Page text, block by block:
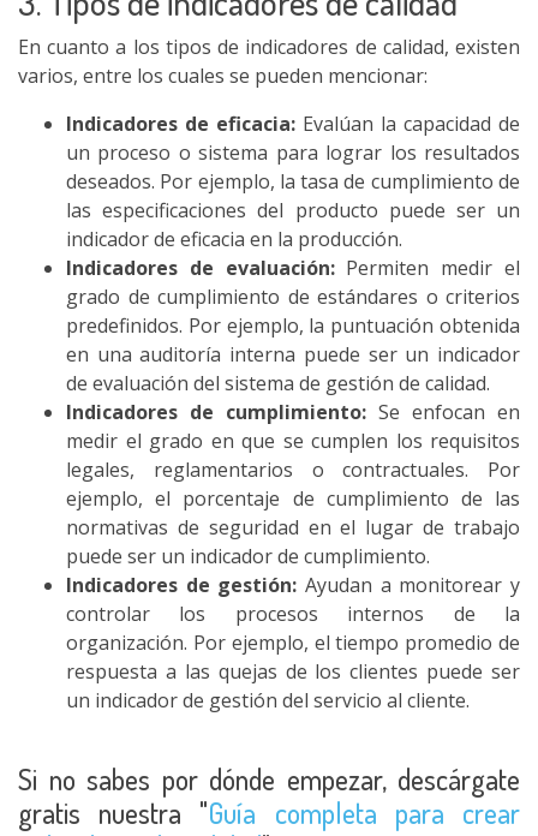
En cuanto a los tipos de indicadores de calidad, existen
varios, entre los cuales se pueden mencionar:
Indicadores de eficacia: Evalúan la capacidad de
un proceso o sistema para lograr los resultados
deseados. Por ejemplo, la tasa de cumplimiento de
las especificaciones del producto puede ser un
indicador de eficacia en la producción.
Indicadores de evaluación:Permiten medir el
grado de cumplimiento de estándares o criterios
predefinidos. Por ejemplo, la puntuación obtenida
en una auditoría interna puede ser un indicador
de evaluación del sistema de gestión de calidad.
Indicadores de cumplimiento: Se enfocan en
medir el grado en que se cumplen los requisitos
legales, reglamentarios o contractuales. Por
ejemplo, el porcentaje de cumplimiento de las
normativas de seguridad en el lugar de trabajo
puede ser un indicador de cumplimiento.
Indicadores de gestión: Ayudan a monitorear y
controlar los procesos internos de la
organización. Por ejemplo, el tiempo promedio de
respuesta a las quejas de los clientes puede ser
un indicador de gestión del servicio al cliente.
Si no sabes por dónde empezar, descárgate
gratis nuestra "Guía completa para crear